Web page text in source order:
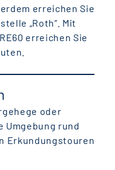
erreichen Sie
„Roth“. Mit
erreichen Sie
oder
Umgebung rund
Erkundungstouren